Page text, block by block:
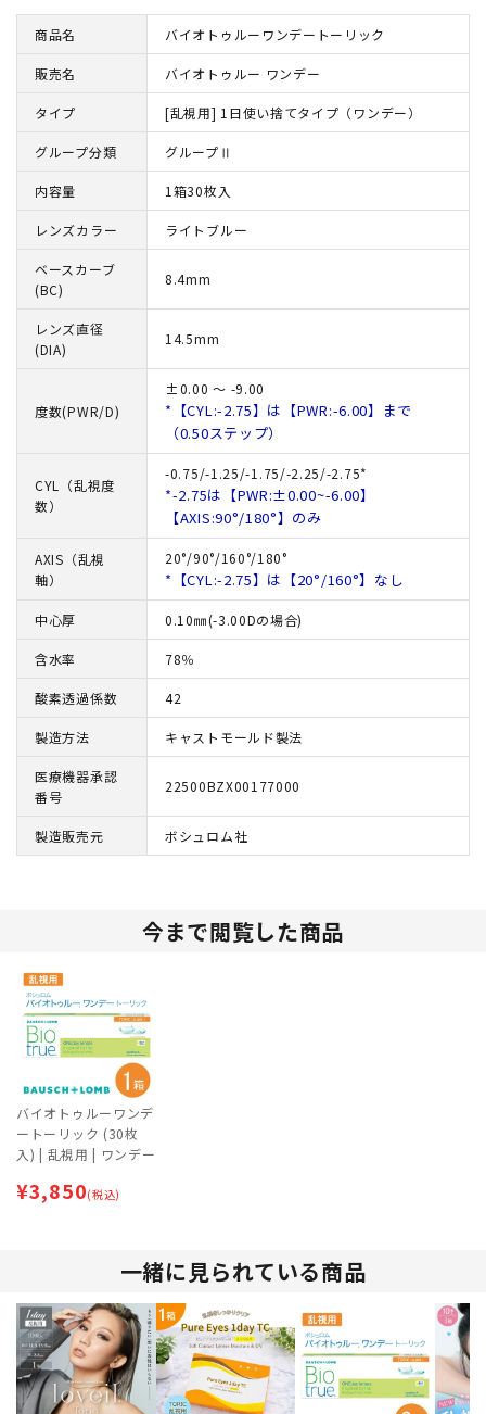
商品名 バイオトゥルーワンデートーリック
販売名 バイオトゥルー ワンデー
タイプ [乱視用] 1日使い捨てタイプ（ワンデー）
グループ分類 グループⅡ
内容量 1箱30枚入
レンズカラー ライトブルー
ベースカーブ
(BC)
8.4mm
レンズ直径
(DIA)
14.5mm
度数(PWR/D)
±0.00 ～ -9.00
*【CYL:-2.75】は【PWR:-6.00】まで
（0.50ステップ）
CYL（乱視度
数）
-0.75/-1.25/-1.75/-2.25/-2.75*
*-2.75は【PWR:±0.00~-6.00】
【AXIS:90°/180°】のみ
AXIS（乱視
軸）
20°/90°/160°/180°
*【CYL:-2.75】は【20°/160°】なし
中心厚 0.10㎜(-3.00Dの場合)
含水率 78％
酸素透過係数 42
製造方法 キャストモールド製法
医療機器承認
番号
22500BZX00177000
製造販売元 ボシュロム社
今まで閲覧した商品
バイオトゥルーワンデ
ートーリック (30枚
入) | 乱視用 | ワンデー
¥3,850(税込)
一緒に見られている商品